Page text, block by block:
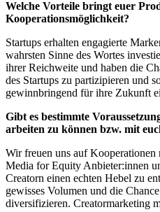
Welche Vorteile bringt euer
Kooperationsmöglichkeit?
Startups erhalten engagierte
wahrsten Sinne des Wortes
ihrer Reichweite und haben die
des Startups zu partizipieren und
gewinnbringend für ihre Zukunft
Gibt es bestimmte
arbeiten zu können bzw. mit
Wir freuen uns auf Kooperationen
Media for Equity Anbieter:innen
Creatorn einen echten Hebel zu
gewisses Volumen und die
diversifizieren. Creatormarketing